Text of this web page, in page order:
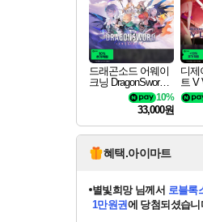
드래곤소드 어웨이
크닝 DragonSword A
10%
33,000원
디제
트 V
V V
혜택.아이마트
별빛희망님께서 로블록
1만원권에 당첨되셨습니